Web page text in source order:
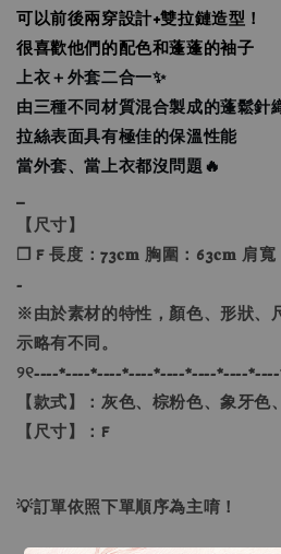
可以前後兩穿設計+雙拉鏈造型！
很喜歡他們的配色和蓬蓬的袖子
上衣＋外套二合一✨
由三種不同材質混合製成的蓬鬆針
拉絲表面具有極佳的保溫性能
當外套、當上衣都沒問題🔥
【尺寸】
❐ F 長度：73𝐜𝐦 胸圍：63𝐜𝐦 肩
-
※由於素材的特性，顏色、形狀、
示略有不同。
୨୧----*----*----*----*----*----*----
【款式】：灰色、棕粉色、象牙色
【尺寸】：F
💡訂單依照下單順序為主唷！